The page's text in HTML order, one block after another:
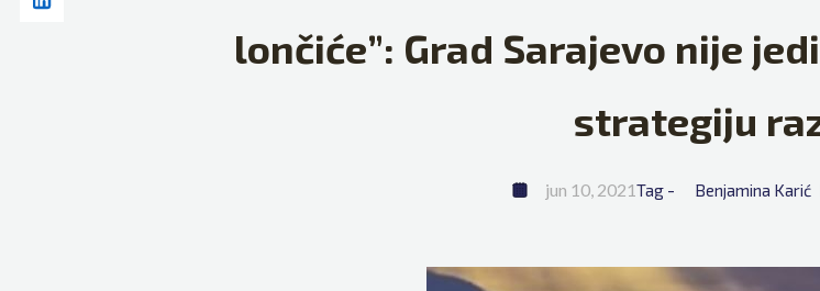
lončiće”: Grad Sarajevo nije
strategiju
jun 10, 2021Tag - Benjamina Karić